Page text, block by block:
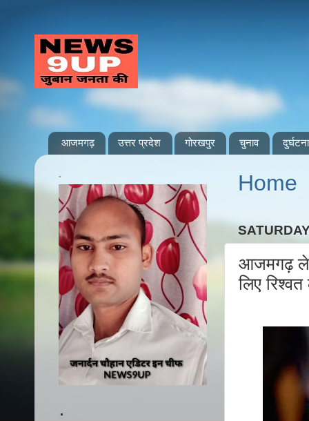
आजमगढ़ उत्तर प्रदेश गोरखपुर चुनाव दुर्घटना
Home
आजमगढ़
लिए
.
.